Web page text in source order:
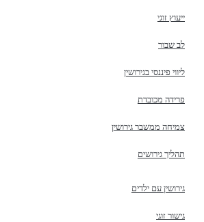
ייעוץ זוגי
לב שבור
ליווי פיננסי בגירושין
פרידה מכובדת
צמיחה ממשבר גירושין
תהליך גירושים
גירושין עם ילדים
גישור זוגי